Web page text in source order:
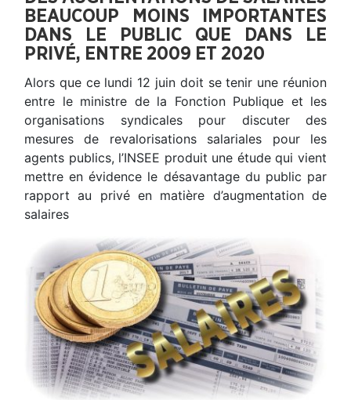
BEAUCOUP MOINS IMPORTANTES
DANS LE PUBLIC QUE DANS LE
PRIVÉ, ENTRE 2009 ET 2020
Alors que ce lundi 12 juin doit se tenir une réunion
entre le ministre de la Fonction Publique et les
organisations syndicales pour discuter des
mesures de revalorisations salariales pour les
agents publics, l’INSEE produit une étude qui vient
mettre en évidence le désavantage du public par
rapport au privé en matière d’augmentation de
salaires